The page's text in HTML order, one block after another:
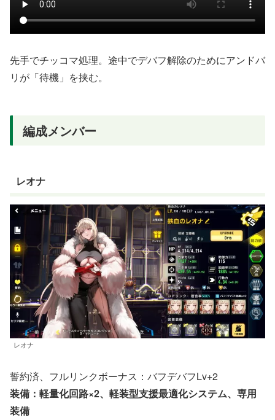
先手でチッコマ処理。途中でデバフ解除のためにアンドバ
リが「待機」を挟む。
編成メンバー
レオナ
レオナ
誓約済、フルリンクボーナス：バフデバフLv+2
装備：軽量化回路×2、軽装型支援最適化システム、専用
装備